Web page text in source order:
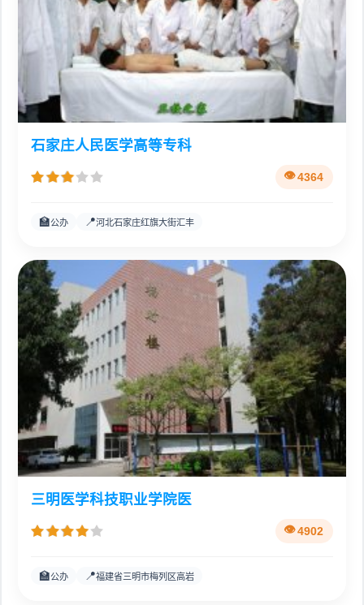
石家庄人民医学高等专科
4364
🏫公办 📍河北石家庄红旗大街汇丰
三明医学科技职业学院医
4902
🏫公办 📍福建省三明市梅列区高岩